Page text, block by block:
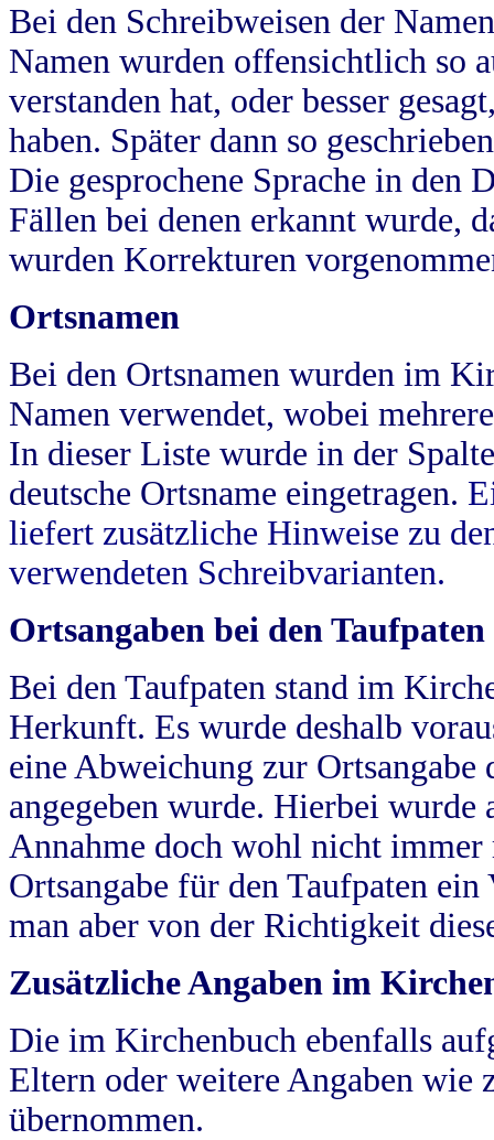
Bei den Schreibweisen der
Namen wurden offensichtlich so
verstanden hat, oder besser
haben. Später dann so
Die gesprochene Sprache in
Fällen bei denen erkannt wurde,
wurden Korrekturen
Ortsnamen
Bei den Ortsnamen wurden im
Namen verwendet, wobei
In dieser Liste wurde in der
deutsche Ortsname eingetragen.
liefert zusätzliche Hinweise zu
verwendeten Schreibvarianten.
Ortsangaben bei den Taufpaten
Bei den Taufpaten stand im
Herkunft. Es wurde deshalb
eine Abweichung zur
angegeben wurde. Hierbei wurde
Annahme doch wohl nicht
Ortsangabe für den Taufpaten
man aber von der Richtigkeit
Zusätzliche Angaben im
Die im Kirchenbuch ebenfalls
Eltern oder weitere Angaben wie
übernommen.